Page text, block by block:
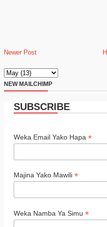
Newer Post
NEW MAILCHIMP
SUBSCRIBE
Weka Email Yako Hapa *
Majina Yako Mawili *
Weka Namba Ya Simu *